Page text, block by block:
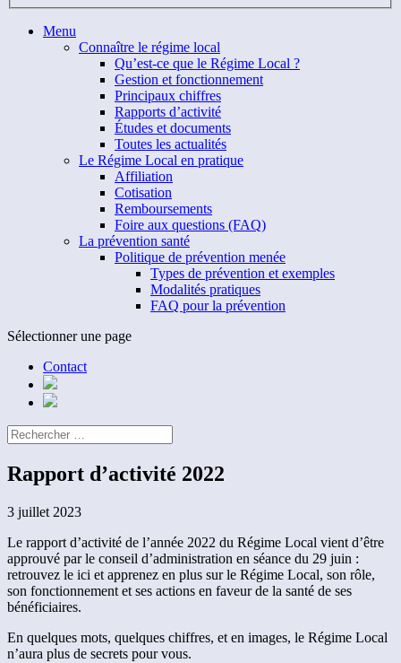
Menu
Connaître le régime local
Qu’est-ce que le Régime Local ?
Gestion et fonctionnement
Principaux chiffres
Rapports d’activité
Études et documents
Toutes les actualités
Le Régime Local en pratique
Affiliation
Cotisation
Remboursements
Foire aux questions (FAQ)
La prévention santé
Politique de prévention menée
Types de prévention et exemples
Modalités pratiques
FAQ pour la prévention
Sélectionner une page
Contact
Rapport d’activité 2022
3 juillet 2023
Le rapport d’activité de l’année 2022 du Régime Local vient d’être
approuvé par le conseil d’administration en séance du 29 juin :
retrouvez le ici et apprenez en plus sur le Régime Local, son rôle,
son fonctionnement et ses actions en faveur de la santé de ses
bénéficiaires.
En quelques mots, quelques chiffres, et en images, le Régime Local
n’aura plus de secrets pour vous.